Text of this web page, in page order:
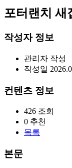
포터랜치 새
작성자 정보
관리자 작성
작성일
컨텐츠 정보
426 조회
0 추천
목록
본문